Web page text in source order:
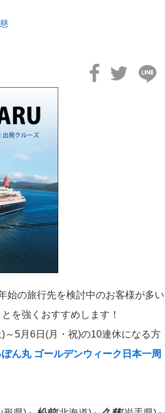
始の旅行先を検討中のお客様が多い
を強くおすすめします！
5月6日(月・祝)の10連休になる方
ぽん丸 ゴールデンウィーク日本一周